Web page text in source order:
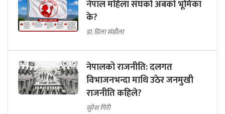
नेपाल महिला संघको अबको भूमिका
के?
डा. डिला संग्रौला
नेपालको राजनीति: दलगत
विभाजनभन्दा माथि उठेर जनमुखी
राजनीति कहिले?
सुरेश गिरी